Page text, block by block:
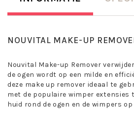
NOUVITAL MAKE-UP
Nouvital Make-up Remover
de ogen wordt op een milde en
deze make up remover ideaal te
met de populaire wimper extensies
huid rond de ogen en de wimpers